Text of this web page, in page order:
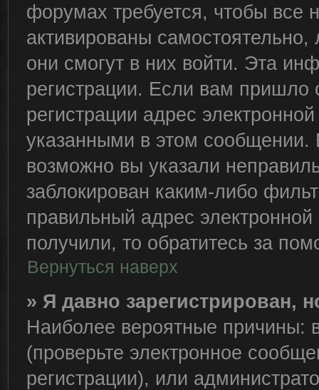
форумах требуется, чтобы все
активированы
они смогут в них войти. Эта
регистрации. Если вам
регистрации адрес
указанными в этом
возможно вы указали
заблокирован каким-либо
правильный адрес
получили, то обратитесь за
Вернуться наверх
» Я давно зарегистрирован,
Наиболее вероятные причины:
(проверьте электронное
регистрации), или